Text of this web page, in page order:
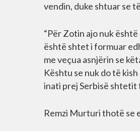
vendin, duke shtuar se
“Për Zotin ajo nuk
është shtet i formuar
me veçua asnjërin se
Kështu se nuk do të
inati prej Serbisë shtetit
Remzi Murturi thotë se